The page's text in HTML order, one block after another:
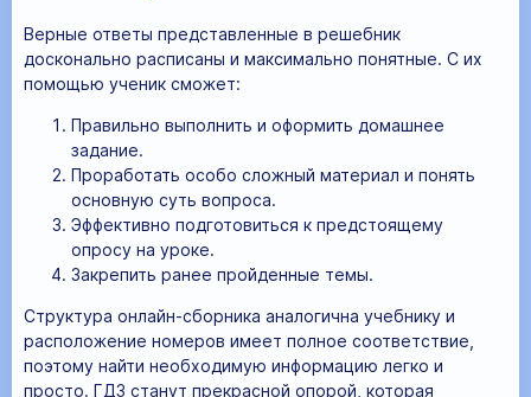
Верные ответы представленные в решебник
досконально расписаны и максимально понятные. С их
помощью ученик сможет:
Правильно выполнить и оформить домашнее
задание.
Проработать особо сложный материал и понять
основную суть вопроса.
Эффективно подготовиться к предстоящему
опросу на уроке.
Закрепить ранее пройденные темы.
Структура онлайн-сборника аналогична учебнику и
расположение номеров имеет полное соответствие,
поэтому найти необходимую информацию легко и
просто. ГДЗ станут прекрасной опорой, которая